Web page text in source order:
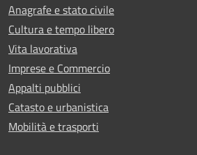
Anagrafe e stato civile
Cultura e tempo libero
Vita lavorativa
Imprese e Commercio
Appalti pubblici
Catasto e urbanistica
Mobilità e trasporti